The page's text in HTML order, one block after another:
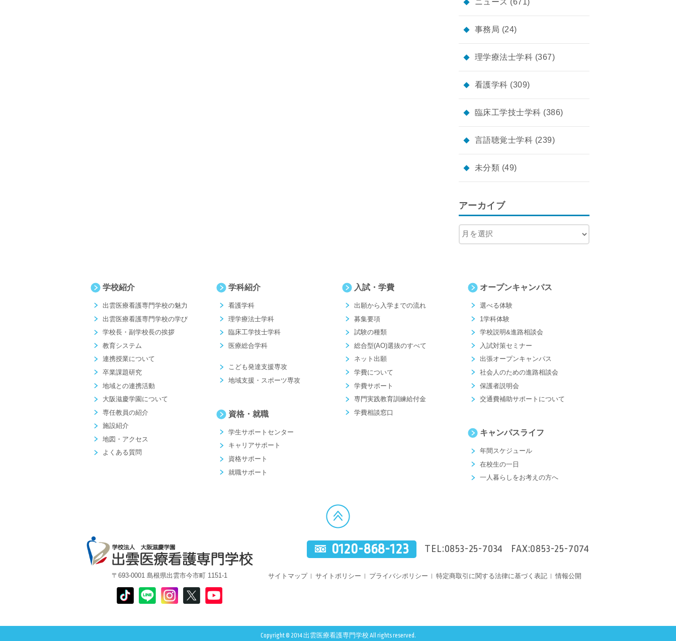
ニュース (671)
事務局 (24)
理学療法士学科 (367)
看護学科 (309)
臨床工学技士学科 (386)
言語聴覚士学科 (239)
未分類 (49)
アーカイブ
学校紹介
出雲医療看護専門学校の魅力
出雲医療看護専門学校の学び
学校長・副学校長の挨拶
教育システム
連携授業について
卒業課題研究
地域との連携活動
大阪滋慶学園について
専任教員の紹介
施設紹介
地図・アクセス
よくある質問
学科紹介
看護学科
理学療法士学科
臨床工学技士学科
医療総合学科
こども発達支援専攻
地域支援・スポーツ専攻
資格・就職
学生サポートセンター
キャリアサポート
資格サポート
就職サポート
入試・学費
出願から入学までの流れ
募集要項
試験の種類
総合型(AO)選抜のすべて
ネット出願
学費について
学費サポート
専門実践教育訓練給付金
学費相談窓口
オープンキャンパス
選べる体験
1学科体験
学校説明&進路相談会
入試対策セミナー
出張オープンキャンパス
社会人のための進路相談会
保護者説明会
交通費補助サポートについて
キャンパスライフ
年間スケジュール
在校生の一日
一人暮らしをお考えの方へ
〒693-0001 島根県出雲市今市町 1151-1
0120-868-123 TEL:0853-25-7034 FAX:0853-25-7074
サイトマップ サイトポリシー プライバシポリシー 特定商取引に関する法律に基づく表記 情報公開
Copyright © 2014 出雲医療看護専門学校 All rights reserved.